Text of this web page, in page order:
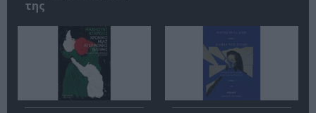
της